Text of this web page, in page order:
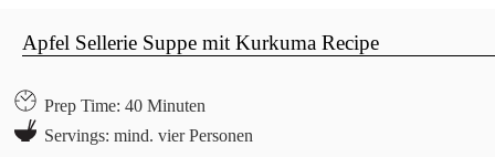
Apfel Sellerie Suppe mit Kurkuma Recipe
Prep Time: 40 Minuten
Servings: mind. vier Personen